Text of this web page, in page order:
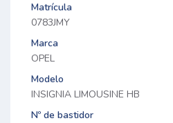
Matrícula
0783JMY
Marca
OPEL
Modelo
INSIGNIA LIMOUSINE HB
Nº de bastidor